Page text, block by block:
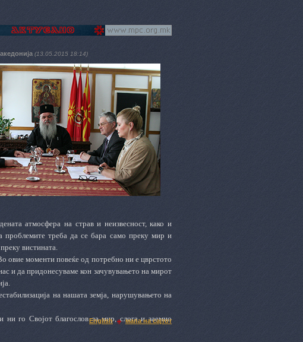
(13.05.2015 18:14)
атмосфера на страв и неизвесност, како и
проблемите треба да се бара само преку мир и
вистината.
овие моменти повеќе од потребно ни е цврстото
и да придонесуваме кон зачувувањето на мирот
на нашата земја, нарушувањето на
ни го Својот благослов за мир, слога и заемно
English мапа на сајтот